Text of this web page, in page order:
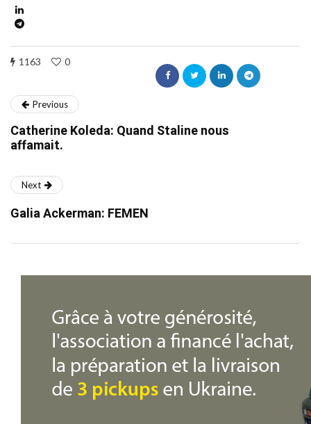
1163 0
Previous
Catherine Koleda: Quand Staline nous
affamait.
Next
Galia Ackerman: FEMEN